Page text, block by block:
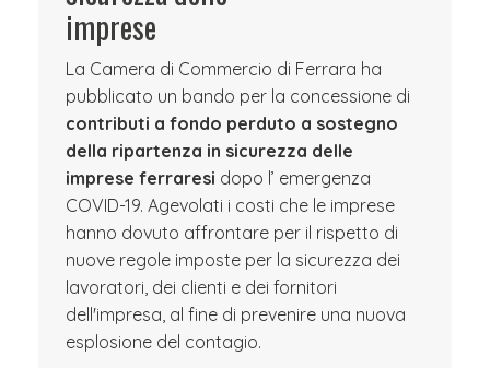
imprese
La Camera di Commercio di Ferrara ha
pubblicato un bando per la concessione di
contributi a fondo perduto a sostegno
della ripartenza in sicurezza delle
imprese ferraresi dopo l’ emergenza
COVID-19. Agevolati i costi che le imprese
hanno dovuto affrontare per il rispetto di
nuove regole imposte per la sicurezza dei
lavoratori, dei clienti e dei fornitori
dell'impresa, al fine di prevenire una nuova
esplosione del contagio.